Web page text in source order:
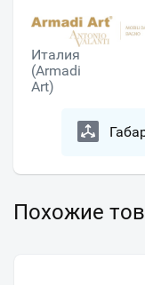
Италия
(Armadi
Art)
Похожие